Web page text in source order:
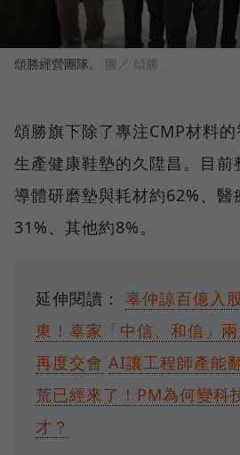
頌勝經營團隊。 圖／ 頌勝
頌勝旗下除了專注CMP材料
生產健康鞋墊的久陞昌。目前
導體研磨墊與耗材約62%、醫
31%、其他約8%。
延伸閱讀： 辜仲諒百億入
東！辜家「中信、和信」
再度交會 AI讓工程師產能
荒已經來了！PM為何變科
才？